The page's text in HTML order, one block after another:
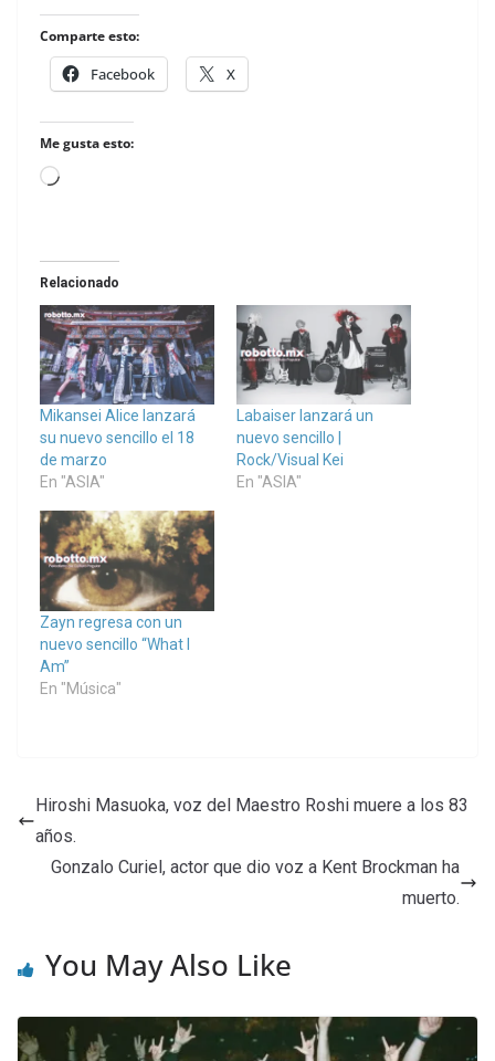
Comparte esto:
Facebook X
Me gusta esto:
Loading…
Relacionado
Mikansei Alice lanzará
su nuevo sencillo el 18
de marzo
En "ASIA"
Labaiser lanzará un
nuevo sencillo |
Rock/Visual Kei
En "ASIA"
Zayn regresa con un
nuevo sencillo “What I
Am”
En "Música"
Hiroshi Masuoka, voz del Maestro Roshi muere a los 83
años.
Gonzalo Curiel, actor que dio voz a Kent Brockman ha
muerto.
You May Also Like